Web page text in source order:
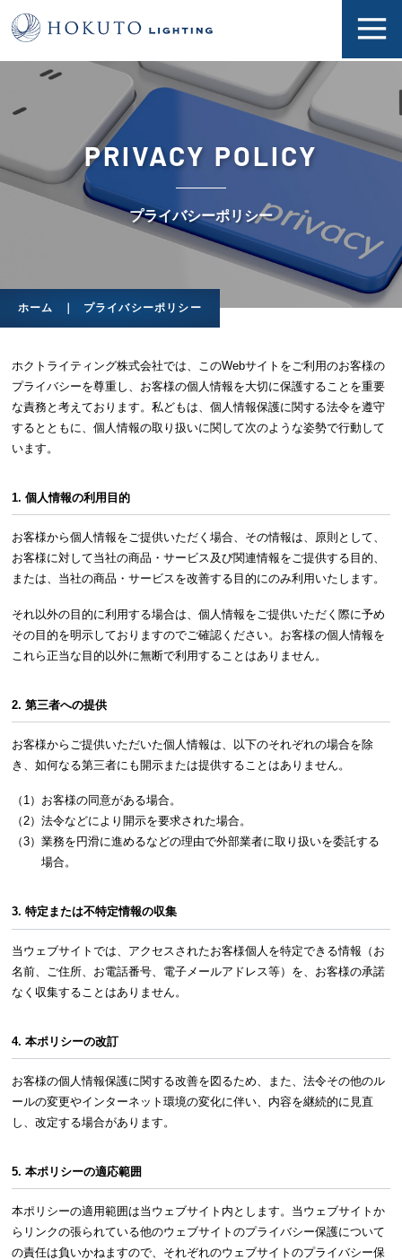
PRIVACY POLICY
プライバシーポリシー
ホーム プライバシーポリシー
ホクトライティング株式会社では、このWebサイトをご利用のお客様の
プライバシーを尊重し、お客様の個人情報を大切に保護することを重要
な責務と考えております。私どもは、個人情報保護に関する法令を遵守
するとともに、個人情報の取り扱いに関して次のような姿勢で行動して
います。
1. 個人情報の利用目的
お客様から個人情報をご提供いただく場合、その情報は、原則として、
お客様に対して当社の商品・サービス及び関連情報をご提供する目的、
または、当社の商品・サービスを改善する目的にのみ利用いたします。
それ以外の目的に利用する場合は、個人情報をご提供いただく際に予め
その目的を明示しておりますのでご確認ください。お客様の個人情報を
これら正当な目的以外に無断で利用することはありません。
2. 第三者への提供
お客様からご提供いただいた個人情報は、以下のそれぞれの場合を除
き、如何なる第三者にも開示または提供することはありません。
（1）お客様の同意がある場合。
（2）法令などにより開示を要求された場合。
（3）業務を円滑に進めるなどの理由で外部業者に取り扱いを委託する
場合。
3. 特定または不特定情報の収集
当ウェブサイトでは、アクセスされたお客様個人を特定できる情報（お
名前、ご住所、お電話番号、電子メールアドレス等）を、お客様の承諾
なく収集することはありません。
4. 本ポリシーの改訂
お客様の個人情報保護に関する改善を図るため、また、法令その他のル
ールの変更やインターネット環境の変化に伴い、内容を継続的に見直
し、改定する場合があります。
5. 本ポリシーの適応範囲
本ポリシーの適用範囲は当ウェブサイト内とします。当ウェブサイトか
らリンクの張られている他のウェブサイトのプライバシー保護について
の責任は負いかねますので、それぞれのウェブサイトのプライバシー保